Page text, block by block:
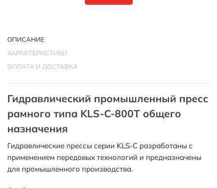
ОПИСАНИЕ
ХАРАКТЕРИСТИКИ
ОПЛАТА И ДОСТАВКА
Гидравлический промышленный пресс
рамного типа KLS-C-800T общего
назначения
Гидравлические прессы серии KLS-C разработаны с
применением передовых технологий и предназначены
для промышленного производства.